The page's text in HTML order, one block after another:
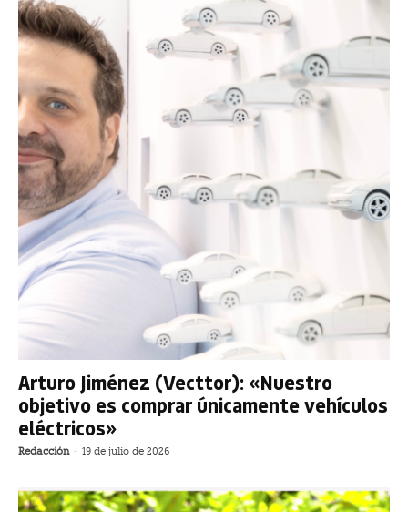
Arturo Jiménez (Vecttor): «Nuestro
objetivo es comprar únicamente vehículos
eléctricos»
Redacción - 19 de julio de 2026